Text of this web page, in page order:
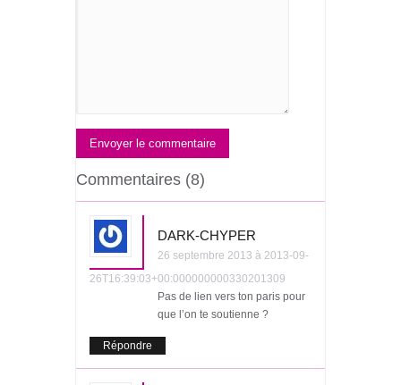
Envoyer le commentaire
Commentaires (8)
DARK-CHYPER
26 septembre 2013 à 2013-09-
26T16:39:03+00:000000000330201309
Pas de lien vers ton paris pour
que l’on te soutienne ?
Répondre